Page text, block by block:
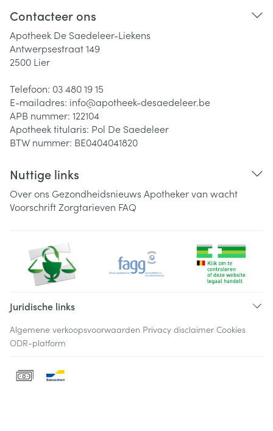
Contacteer ons
Apotheek De Saedeleer-Liekens
Antwerpsestraat 149
2500 Lier
Telefoon: 03 480 19 15
E-mailadres: info@apotheek-desaedeleer.be
APB nummer: 122104
Apotheek titularis: Pol De Saedeleer
BTW nummer: BE0404041820
Nuttige links
Over ons Gezondheidsnieuws Apotheker van wacht
VoorschriftZorgtarieven FAQ
Juridische links
Algemene verkoopsvoorwaarden Privacy disclaimer Cookies
ODR-platform